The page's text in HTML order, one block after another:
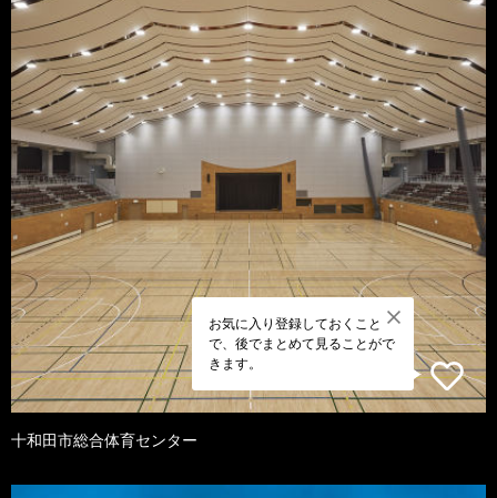
お気に入り登録しておくこと
で、後でまとめて見ることがで
きます。
十和田市総合体育センター